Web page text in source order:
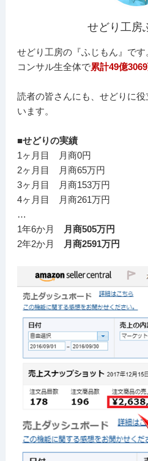
せどり工房
せどり工房の『ふじもん』です
コンサル生全体で累計49億
読者の皆さんにも、せどりに
います。
■せどりの実績
1ヶ月目 月商0円
2ヶ月目 月商65万円
3ヶ月目 月商153万円
4ヶ月目 月商261万円
…
1年6か月
月商505万円
2年2か月
月商2591万円